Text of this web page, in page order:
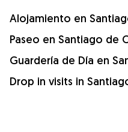
Alojamiento en
Paseo en Santiago de
Guardería de Día en
Drop in visits in